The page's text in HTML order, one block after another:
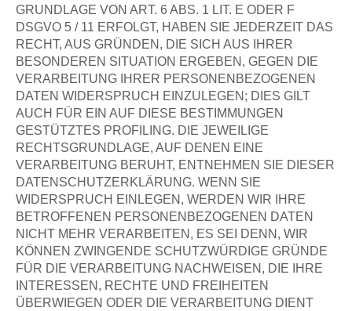
GRUNDLAGE VON ART. 6 ABS. 1 LIT. E ODER F
DSGVO 5 / 11 ERFOLGT, HABEN SIE JEDERZEIT DAS
RECHT, AUS GRÜNDEN, DIE SICH AUS IHRER
BESONDEREN SITUATION ERGEBEN, GEGEN DIE
VERARBEITUNG IHRER PERSONENBEZOGENEN
DATEN WIDERSPRUCH EINZULEGEN; DIES GILT
AUCH FÜR EIN AUF DIESE BESTIMMUNGEN
GESTÜTZTES PROFILING. DIE JEWEILIGE
RECHTSGRUNDLAGE, AUF DENEN EINE
VERARBEITUNG BERUHT, ENTNEHMEN SIE DIESER
DATENSCHUTZERKLÄRUNG. WENN SIE
WIDERSPRUCH EINLEGEN, WERDEN WIR IHRE
BETROFFENEN PERSONENBEZOGENEN DATEN
NICHT MEHR VERARBEITEN, ES SEI DENN, WIR
KÖNNEN ZWINGENDE SCHUTZWÜRDIGE GRÜNDE
FÜR DIE VERARBEITUNG NACHWEISEN, DIE IHRE
INTERESSEN, RECHTE UND FREIHEITEN
ÜBERWIEGEN ODER DIE VERARBEITUNG DIENT